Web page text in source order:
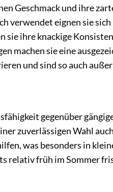
Geschmack und ihre
verwendet eignen sie
sie ihre knackige
machen sie eine
und sind so auch
gegenüber
zuverlässigen Wahl
was besonders in
früh im Sommer